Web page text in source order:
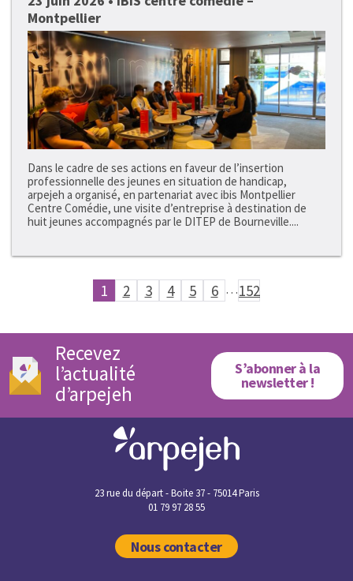
Montpellier
Dans le cadre de ses actions en faveur de l’insertion
professionnelle des jeunes en situation de handicap,
arpejeh a organisé, en partenariat avec ibis Montpellier
Centre Comédie, une visite d’entreprise à destination de
huit jeunes accompagnés par le DITEP de Bourneville....
1 2 3 4 5 6 …152
Recevez
l’actualité
d’arpejeh
S’abonner à la
newsletter !
23 rue du départ - Boite 37 - 75014 Paris
01 79 97 28 55
Nous contacter